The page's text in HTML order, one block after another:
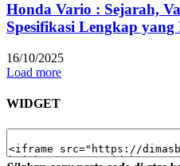
Honda Vario : Sejarah,
Spesifikasi Lengkap yang
16/10/2025
Load more
WIDGET